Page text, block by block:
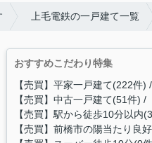
上毛電鉄の一戸建て一覧
おすすめこだわり特集
【売買】平家一戸建て(222件)
【売買】中古一戸建て(51件)
【売買】駅から徒歩10分以内
【売買】前橋市の陽当たり良